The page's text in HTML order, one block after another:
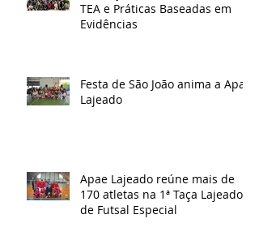
TEA e Práticas Baseadas em
Evidências
Festa de São João anima a Apae
Lajeado
Apae Lajeado reúne mais de
170 atletas na 1ª Taça Lajeado
de Futsal Especial